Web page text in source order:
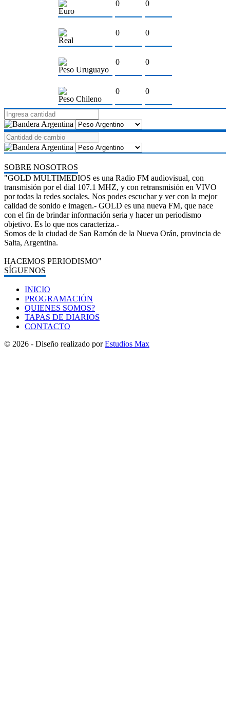
Euro
0 0
Real
0 0
Peso Uruguayo
0 0
Peso Chileno
0 0
SOBRE NOSOTROS
"GOLD MULTIMEDIOS es una Radio FM audiovisual, con
transmisión por el dial 107.1 MHZ, y con retransmisión en VIVO
por todas la redes sociales. Nos podes escuchar y ver con la mejor
calidad de sonido e imagen.- GOLD es una nueva FM, que nace
con el fin de brindar información seria y hacer un periodismo
objetivo. Es lo que nos caracteriza.-
Somos de la ciudad de San Ramón de la Nueva Orán, provincia de
Salta, Argentina.
HACEMOS PERIODISMO"
SÍGUENOS
INICIO
PROGRAMACIÓN
QUIENES SOMOS?
TAPAS DE DIARIOS
CONTACTO
© 2026 - Diseño realizado porEstudios Max